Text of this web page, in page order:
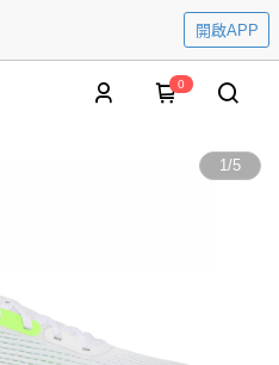
開啟APP
0
1/5